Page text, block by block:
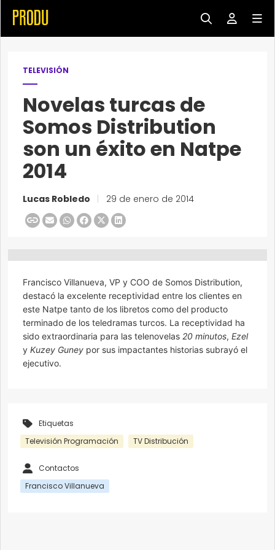
TELEVISIÓN
Novelas turcas de
Somos Distribution
son un éxito en Natpe
2014
Lucas Robledo 29 de enero de 2014
Francisco Villanueva, VP y COO de Somos Distribution,
destacó la excelente receptividad entre los clientes en
este Natpe tanto de los libretos como del producto
terminado de los teledramas turcos. La receptividad ha
sido extraordinaria para las telenovelas 20 minutos, Ezel
y Kuzey Guney por sus impactantes historias subrayó el
ejecutivo.
Etiquetas
Televisión Programación
TV Distribución
Contactos
Francisco Villanueva